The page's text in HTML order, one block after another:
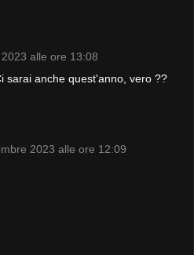
alle ore 13:08
sarai anche quest'anno, vero ??
2023 alle ore 12:09